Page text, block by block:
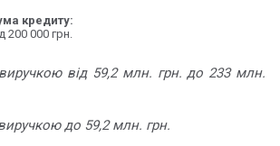
кредиту:
200 000 грн.
від 59,2 млн. грн. до 233 млн.
до 59,2 млн. грн.